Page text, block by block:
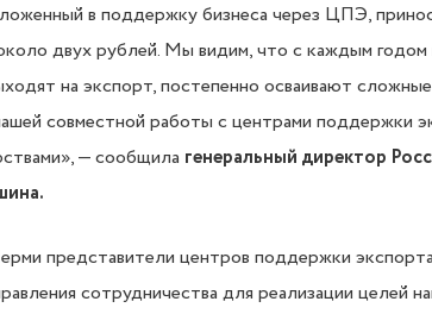
в поддержку бизнеса через ЦПЭ,
двух рублей. Мы видим, что с каждым
на экспорт, постепенно осваивают
совместной работы с центрами поддержки
— сообщила генеральный директор
представители центров поддержки
сотрудничества для реализации целей